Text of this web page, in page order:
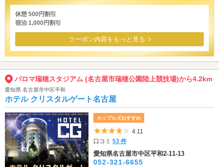
休憩 500円割引
宿泊 1,000円割引
クーポン内容をもっと見る
パロマ瑞穂スタジアム (名古屋市瑞穂公園陸上競技場)から4.2km
愛知県 名古屋市中区平和
ホテル クリスタルゲート名古屋
カップルズおすすめ
5つ星のうち4
4.11
口コミ53 件
愛知県名古屋市中区平和2-11-13
052-321-6655